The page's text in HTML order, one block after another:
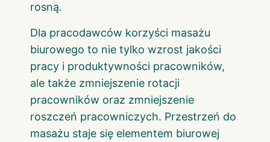
rosną.
Dla pracodawców korzyści masażu
biurowego to nie tylko wzrost jakości
pracy i produktywności pracowników,
ale także zmniejszenie rotacji
pracowników oraz zmniejszenie
roszczeń pracowniczych. Przestrzeń do
masażu staje się elementem biurowej